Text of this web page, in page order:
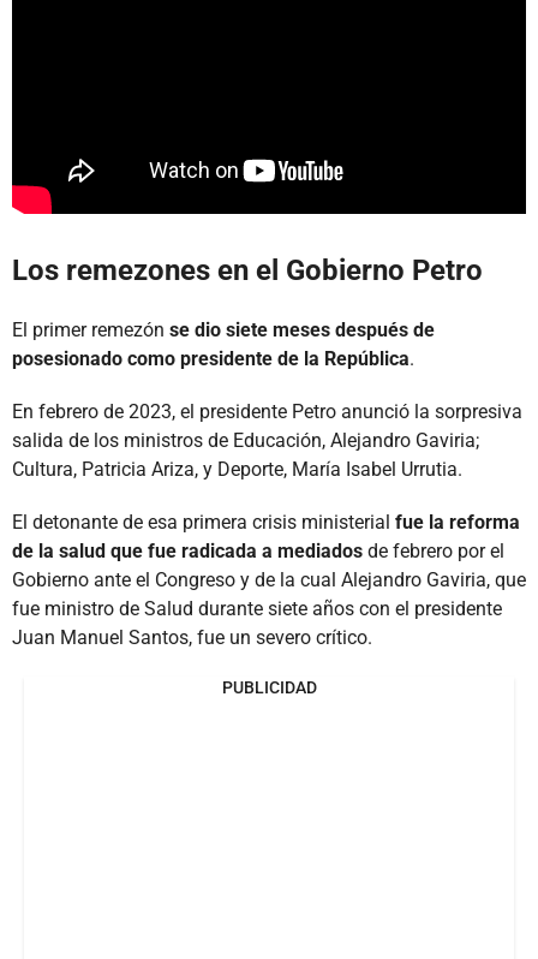
Los remezones en el Gobierno Petro
El primer remezón se dio siete meses después de
posesionado como presidente de la República.
En febrero de 2023, el presidente Petro anunció la sorpresiva
salida de los ministros de Educación, Alejandro Gaviria;
Cultura, Patricia Ariza, y Deporte, María Isabel Urrutia.
El detonante de esa primera crisis ministerial fue la reforma
de la salud que fue radicada a mediados de febrero por el
Gobierno ante el Congreso y de la cual Alejandro Gaviria, que
fue ministro de Salud durante siete años con el presidente
Juan Manuel Santos, fue un severo crítico.
PUBLICIDAD